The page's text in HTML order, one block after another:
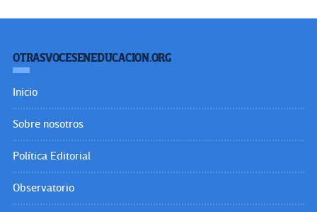
OTRASVOCESENEDUCACION.ORG
Inicio
Sobre nosotros
Política Editorial
Observatorio